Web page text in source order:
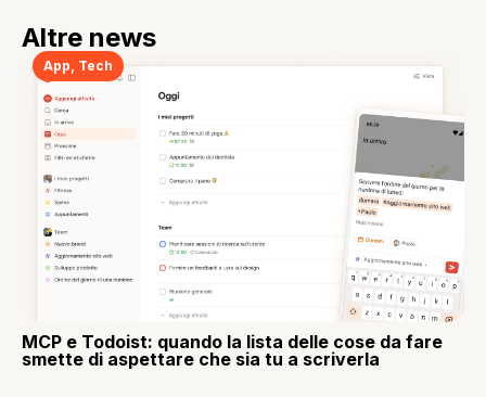
Altre news
App Tech
MCP e Todoist: quando la lista delle cose da fare
smette di aspettare che sia tu a scriverla